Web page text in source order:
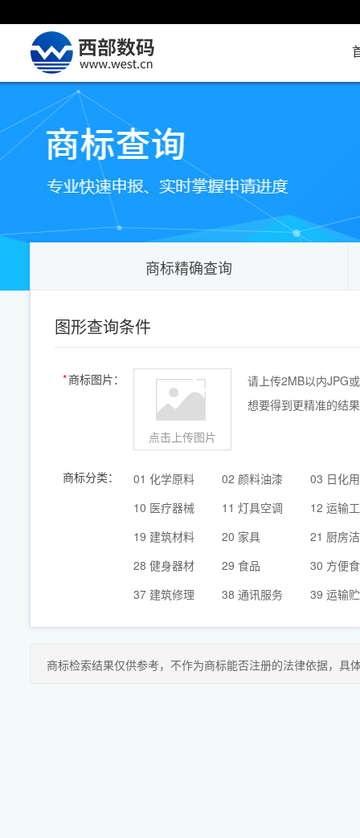
商标精确查询
图形查询条件
商标图片：
点击上传图片
请上传2MB以内JPG
想要得到更精准的结
商标分类： 01 化学原料 02 颜料油漆
03 日化
10 医疗器械
11 灯具空调
12 运输
19 建筑材料
20 家具
21 厨房
28 健身器材
29 食品
30 方便
37 建筑修理
38 通讯服务 39 运输
商标检索结果仅供参考，不作为商标能否注册的法律依据，具